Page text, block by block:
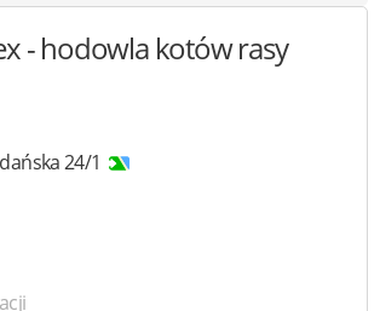
- hodowla kotów rasy
24/1